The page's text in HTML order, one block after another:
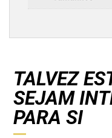
TALVEZ
SEJAM
PARA SI